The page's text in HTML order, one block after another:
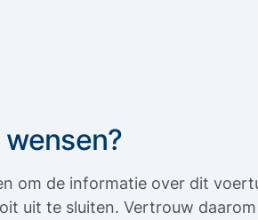
om de informatie over dit
uit te sluiten. Vertrouw